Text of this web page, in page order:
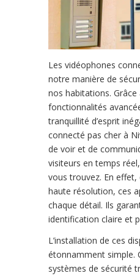
Les vidéophones
notre manière de
nos habitations.
fonctionnalités
tranquillité d’esprit
connecté pas cher à
de voir et de
visiteurs en temps
vous trouvez. En
haute résolution, ces
chaque détail. Ils
identification claire et
L’installation de ces
étonnamment simple.
systèmes de sécurité